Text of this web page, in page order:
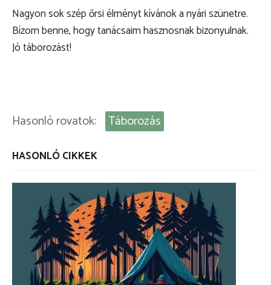
Nagyon sok szép őrsi élményt kívánok a nyári szünetre.
Bízom benne, hogy tanácsaim hasznosnak bizonyulnak.
Jó táborozást!
Hasonló rovatok: Táborozás
HASONLÓ CIKKEK